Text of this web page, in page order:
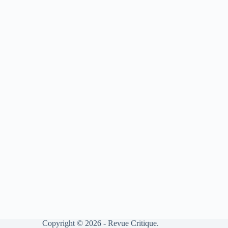
Copyright © 2026 - Revue Critique.